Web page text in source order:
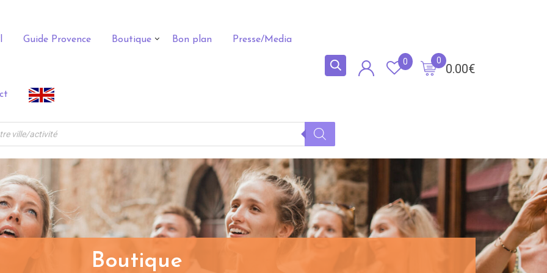
Guide Provence Boutique Bon plan Presse/Media
0.00€
0
0
Boutique